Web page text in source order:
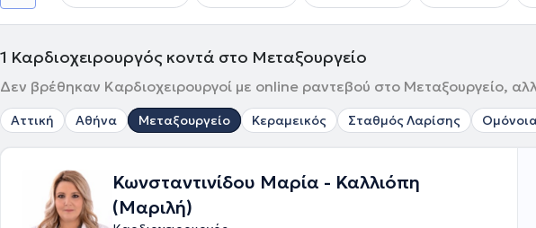
1 Καρδιοχειρουργός κοντά στο Μεταξουργείο
Δεν βρέθηκαν Καρδιοχειρουργοί με online ραντεβού στο Μεταξουργείο,
Αττική Αθήνα Μεταξουργείο Κεραμεικός Σταθμός Λαρίσης
Κωνσταντινίδου Μαρία - Καλλιόπη
(Μαριλή)